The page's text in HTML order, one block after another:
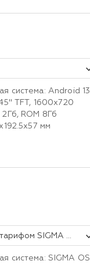
система: Android 13
TFT, 1600х720
2Гб, ROM 8Гб
мм
Смарт-терминал АТОЛ Sigma 7 с автоматическим тарифом SIGMA и ИТС (без ФН, 5.0)
система: SIGMA OS